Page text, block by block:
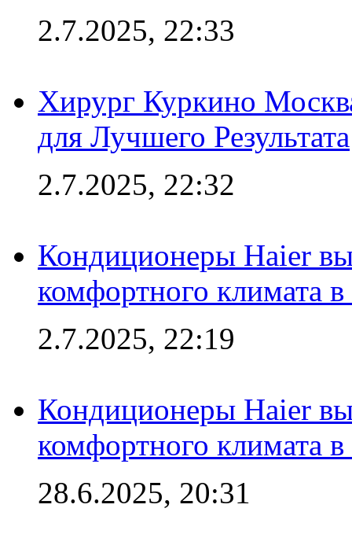
2.7.2025, 22:33
Хирург Куркино
для Лучшего Результата
2.7.2025, 22:32
Кондиционеры Haier
комфортного климата
2.7.2025, 22:19
Кондиционеры Haier
комфортного климата
28.6.2025, 20:31